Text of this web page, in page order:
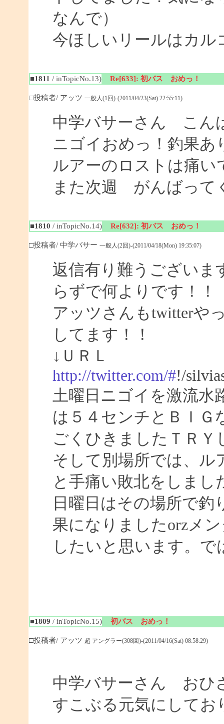
なんで）
今ほしいリールはカル
■1811 / inTopicNo.13) Re[633]: 初バス おめっ！
□投稿者/ アッツ 一般人(1回)-(2011/04/23(Sat) 22:55:11)
中学バサーさん こん
ニゴイおめっ！釣果あ
ルアーのロストは痛い
また次週 がんばって
■1810 / inTopicNo.14) Re[632]: 初バス おめっ！
□投稿者/ 中学バサー 一般人(2回)-(2011/04/18(Mon) 19:35:07)
返信有り難うございま
らずで何よりです！！
アッツさんもtwitterや
してます！！
↓ＵＲＬ
http://twitter.com/#!/
土曜日ニゴイを激流水
は５４センチとＢＩＧ
ごくひきましたＴＲ
そして別場所では、ル
と手痛い敗北をしまし
日曜日はその場所で
果になりましたorzメ
したいと思います。で
■1809 / inTopicNo.15) 初バス おめっ！
□投稿者/ アッツ 超 アングラー(308回)-(2011/04/16(Sat) 08:58:29)
中学バサーさん おひ
すこぶる元気にしてお